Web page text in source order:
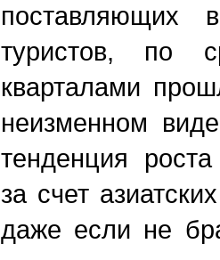
поставляющих
туристов, по
кварталами
неизменном
тенденция роста
за счет
даже если не